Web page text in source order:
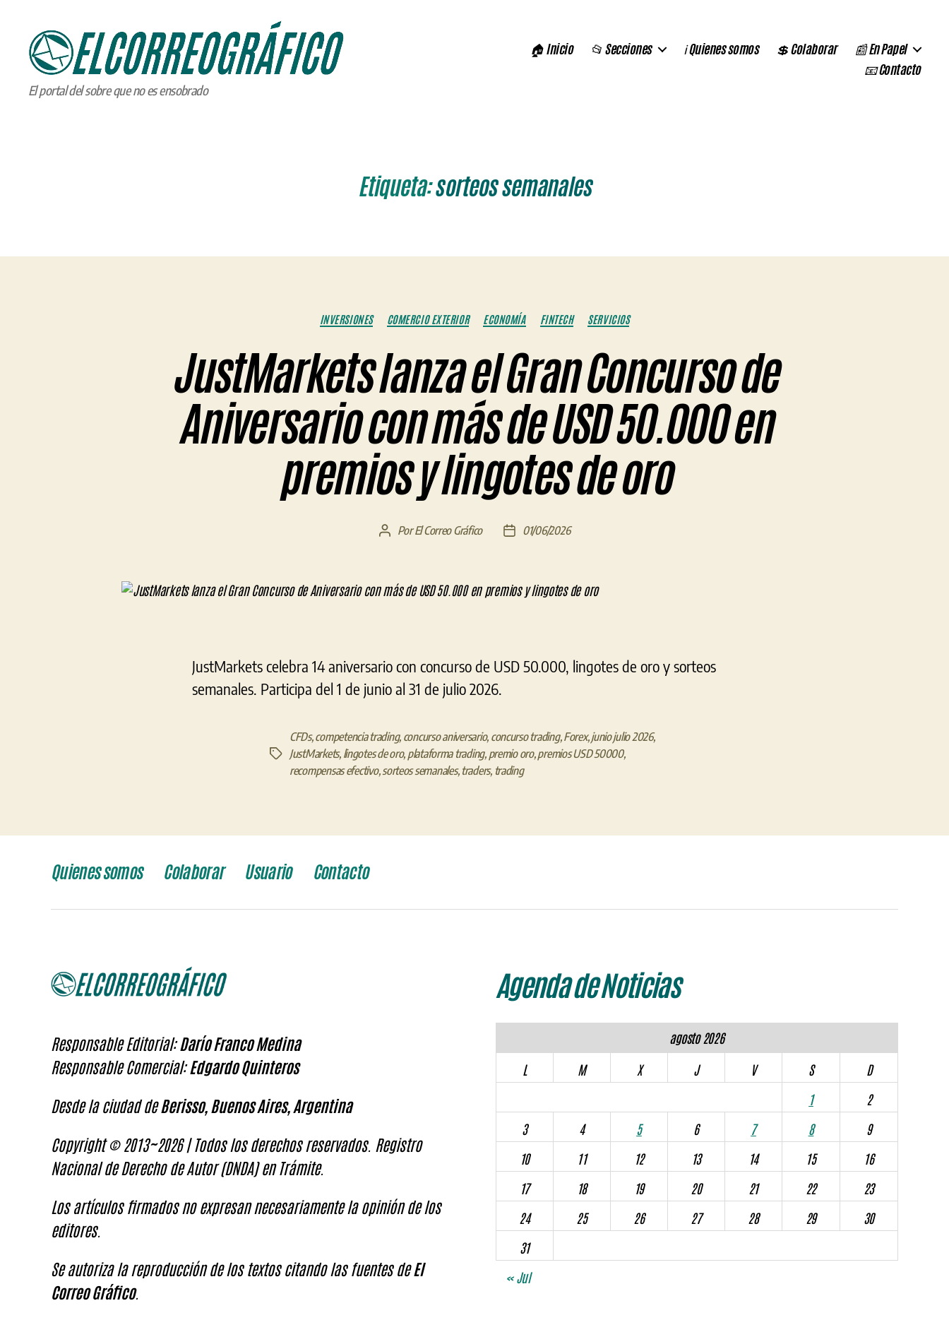
ELCORREOGRÁFICO
El portal del sobre que no es ensobrado
🏠 Inicio 📂 Secciones ℹ️ Quienes somos 💲 Colaborar
📰 En Papel
📧 Contacto
Etiqueta:sorteos semanales
Categorías
INVERSIONES COMERCIO EXTERIOR ECONOMÍA FINTECH SERVICIOS
JustMarkets lanza el Gran Concurso de
Aniversario con más de USD 50.000 en
premios y lingotes de oro
Autor
entrada
PorEl Correo Gráfico
Fecha
entrada
01/06/2026
JustMarkets celebra 14 aniversario con concurso de USD 50.000, lingotes de oro y sorteos
semanales. Participa del 1 de junio al 31 de julio 2026.
Etiquetas
CFDs,competencia trading, concurso aniversario, concurso trading,Forex,junio julio 2026,
JustMarkets, lingotes de oro, plataforma trading, premio oro,premios USD 50000,
recompensas efectivo,sorteos semanales, traders, trading
Quienes somos Colaborar Usuario Contacto
Responsable Editorial:Darío Franco Medina
Responsable Comercial:Edgardo Quinteros
Desde la ciudad deBerisso, Buenos Aires, Argentina
Copyright © 2013~2026 | Todos los derechos reservados. Registro
Nacional de Derecho de Autor (DNDA) en Trámite.
Los artículos firmados no expresan necesariamente la opinión de los
editores.
Se autoriza la reproducción de los textos citando las fuentes deEl
Correo Gráfico.
Agenda de Noticias
agosto 2026
L
M X J V S
D
1
2
3
4 5 6 7 8
9
10
11 12 13 14 15
16
17
18 19 20 21 22
23
24
25 26 27 28 29
30
31
« Jul